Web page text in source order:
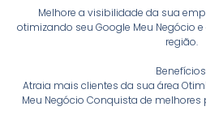
Melhore a visibilidade da sua
otimizando seu Google Meu Negócio
região.
Atraia mais clientes da sua área
Meu Negócio Conquista de